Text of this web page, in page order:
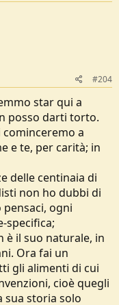
#204
star qui a
posso darti torto.
a
e te, per carità; in
delle centinaia di
non ho dubbi di
ogni
specifica;
è il suo naturale, in
Ora fai un
gli alimenti di cui
cioè quegli
sua storia solo